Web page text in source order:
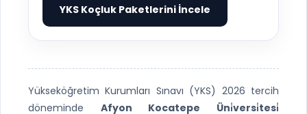
YKS Koçluk Paketlerini İncele
▶
Yükseköğretim Kurumları Sınavı (YKS) 2026 tercih
döneminde Afyon Kocatepe Üni̇versi̇tesi̇